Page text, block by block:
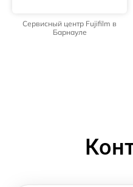
Сервисный центр Fujifilm в
Барнауле